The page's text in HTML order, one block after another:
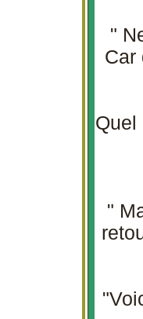
"
Car
Quel
"